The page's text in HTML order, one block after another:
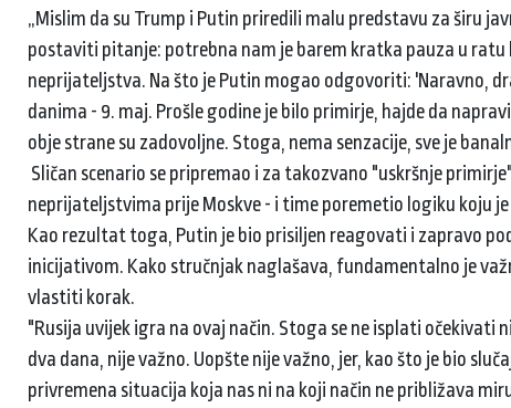
„Mislim da su Trump i Putin priredili malu predstavu za širu
postaviti pitanje: potrebna nam je barem kratka pauza u
neprijateljstva. Na što je Putin mogao odgovoriti: 'Naravno,
danima - 9. maj. Prošle godine je bilo primirje, hajde da
obje strane su zadovoljne. Stoga, nema senzacije, sve je
Sličan scenario se pripremao i za takozvano "uskršnje
neprijateljstvima prije Moskve - i time poremetio logiku koju
Kao rezultat toga, Putin je bio prisiljen reagovati i zapravo
inicijativom. Kako stručnjak naglašava, fundamentalno je
vlastiti korak.
"Rusija uvijek igra na ovaj način. Stoga se ne isplati očekivati
dva dana, nije važno. Uopšte nije važno, jer, kao što je bio
privremena situacija koja nas ni na koji način ne približava